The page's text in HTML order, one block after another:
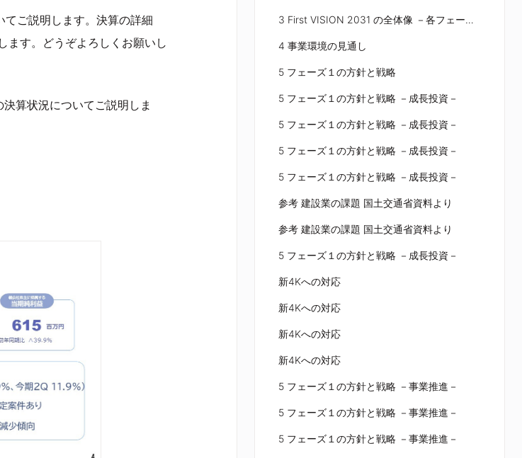
ご説明します。決算の詳細
ます。どうぞよろしくお願いし
算状況についてご説明しま
3 First VISION 2031 の全体像 －各フェーズ－
4 事業環境の見通し
5 フェーズ１の方針と戦略
5 フェーズ１の方針と戦略 －成長投資－
5 フェーズ１の方針と戦略 －成長投資－
5 フェーズ１の方針と戦略 －成長投資－
5 フェーズ１の方針と戦略 －成長投資－
参考 建設業の課題 国土交通省資料より
参考 建設業の課題 国土交通省資料より
5 フェーズ１の方針と戦略 －成長投資－
新4Kへの対応
新4Kへの対応
新4Kへの対応
新4Kへの対応
5 フェーズ１の方針と戦略 －事業推進－
5 フェーズ１の方針と戦略 －事業推進－
5 フェーズ１の方針と戦略 －事業推進－